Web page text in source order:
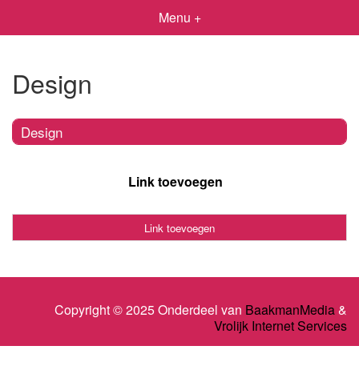
Menu +
Design
Design
Link toevoegen
Link toevoegen
Copyright © 2025 Onderdeel van BaakmanMedia&
Vrolijk Internet Services